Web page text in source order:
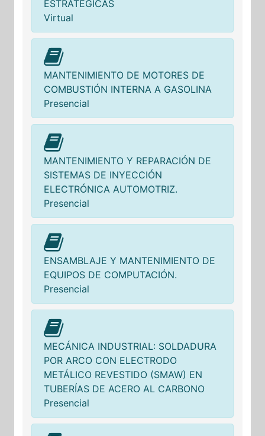
ESTRATÉGICAS
Virtual
MANTENIMIENTO DE MOTORES DE
COMBUSTIÓN INTERNA A GASOLINA
Presencial
MANTENIMIENTO Y REPARACIÓN DE
SISTEMAS DE INYECCIÓN
ELECTRÓNICA AUTOMOTRIZ.
Presencial
ENSAMBLAJE Y MANTENIMIENTO DE
EQUIPOS DE COMPUTACIÓN.
Presencial
MECÁNICA INDUSTRIAL: SOLDADURA
POR ARCO CON ELECTRODO
METÁLICO REVESTIDO (SMAW) EN
TUBERÍAS DE ACERO AL CARBONO
Presencial